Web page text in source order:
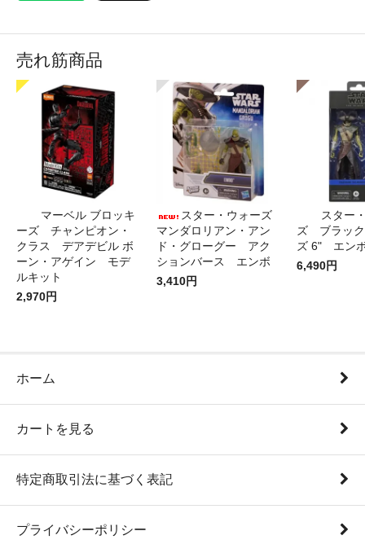
売れ筋商品
マーベル ブロッキ
ーズ チャンピオン・
クラス デアデビル ボ
ーン・アゲイン モデ
ルキット
2,970円
スター・ウォーズ
マンダロリアン・アン
ド・グローグー アク
ションバース エンボ
3,410円
スター
ズ ブラック
ズ 6" エン
6,490円
ホーム
カートを見る
特定商取引法に基づく表記
プライバシーポリシー